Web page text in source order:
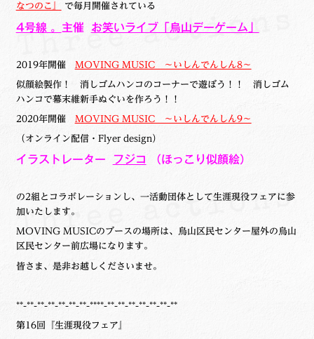
なつのこ』
で毎月開催されている
4号線 。 主催 お笑いライブ「烏山デーゲーム」
2019年開催 MOVING MUSIC ～いしんでんしん8～
似顔絵製作！ 消しゴムハンコのコーナーで遊ぼう！！ 消しゴム
ハンコで幕末維新手ぬぐいを作ろう！！
2020年開催 MOVING MUSIC ～いしんでんしん9～
（オンライン配信・Flyer design）
イラストレーター フジコ （ほっこり似顔絵）
の2組とコラボレーションし、一活動団体として生涯現役フェアに参
加いたします。
MOVING MUSICのブースの場所は、烏山区民センター屋外の烏山
区民センター前広場になります。
皆さま、是非お越しくださいませ。
**-**-**-**-**-**-**-****-**-**-**-**-**-**-**
第16回『生涯現役フェア』